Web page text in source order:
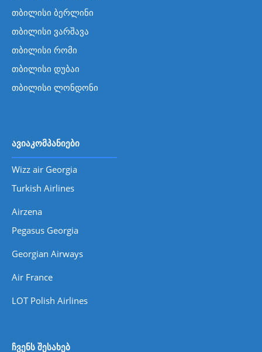
თბილისი ბერლინი
თბილისი ვარშავა
თბილისი რომი
თბილისი დუბაი
თბილისი ლონდონი
ავიაკომპანიები
Wizz air Georgia
Turkish Airlines
Airzena
Pegasus Georgia
Georgian Airways
Air France
LOT Polish Airlines
ჩვენს შესახებ